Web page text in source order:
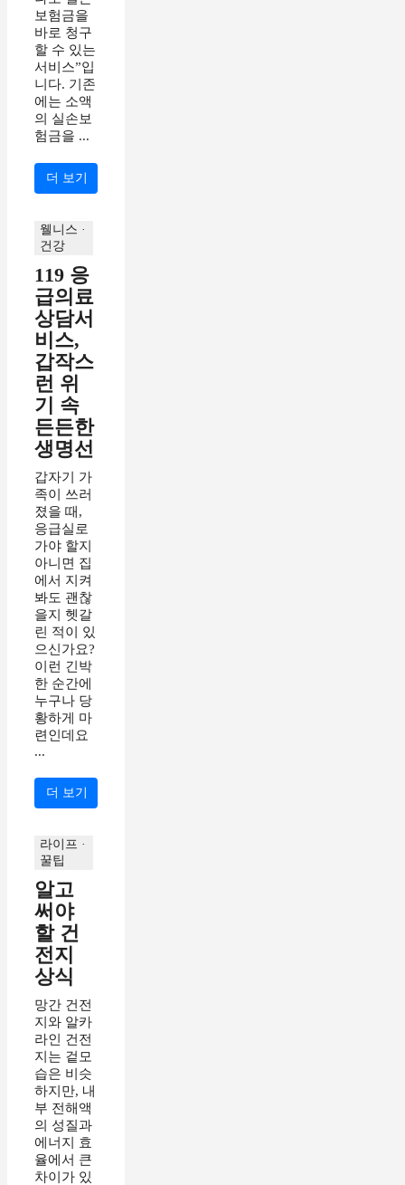
보험금을
바로 청구
할 수 있는
서비스”입
니다. 기존
에는 소액
의 실손보
험금을 ...
더 보기
웰니스 ·
건강
119 응
급의료
상담서
비스,
갑작스
런 위
기 속
든든한
생명선
갑자기 가
족이 쓰러
졌을 때,
응급실로
가야 할지
아니면 집
에서 지켜
봐도 괜찮
을지 헷갈
린 적이 있
으신가요?
이런 긴박
한 순간에
누구나 당
황하게 마
련인데요
...
더 보기
라이프 ·
꿀팁
알고
써야
할 건
전지
상식
망간 건전
지와 알카
라인 건전
지는 겉모
습은 비슷
하지만, 내
부 전해액
의 성질과
에너지 효
율에서 큰
차이가 있